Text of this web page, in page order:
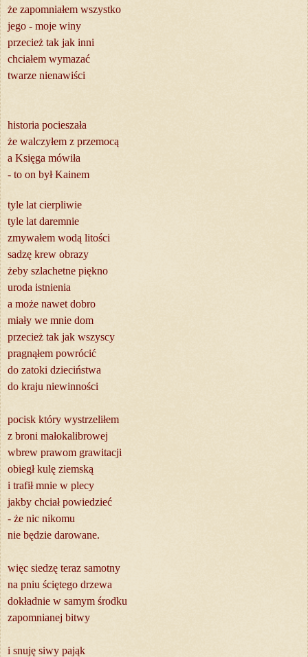
że zapomniałem wszystko
jego - moje winy
przecież tak jak inni
chciałem wymazać
twarze nienawiści
historia pocieszała
że walczyłem z przemocą
a Księga mówiła
- to on był Kainem
tyle lat cierpliwie
tyle lat daremnie
zmywałem wodą litości
sadzę krew obrazy
żeby szlachetne piękno
uroda istnienia
a może nawet dobro
miały we mnie dom
przecież tak jak wszyscy
pragnąłem powrócić
do zatoki dzieciństwa
do kraju niewinności
pocisk który wystrzeliłem
z broni małokalibrowej
wbrew prawom grawitacji
obiegł kulę ziemską
i trafił mnie w plecy
jakby chciał powiedzieć
- że nic nikomu
nie będzie darowane.
więc siedzę teraz samotny
na pniu ściętego drzewa
dokładnie w samym środku
zapomnianej bitwy
i snuję siwy pająk